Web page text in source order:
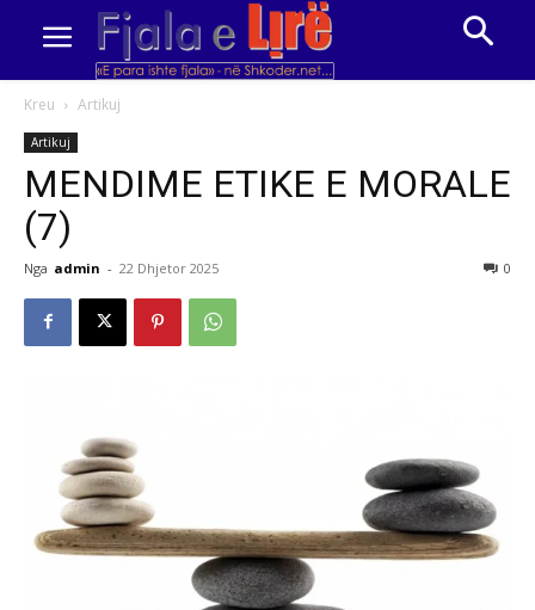
Kreu Artikuj
Artikuj
MENDIME ETIKE E MORALE
(7)
Nga admin - 22 Dhjetor 2025 0